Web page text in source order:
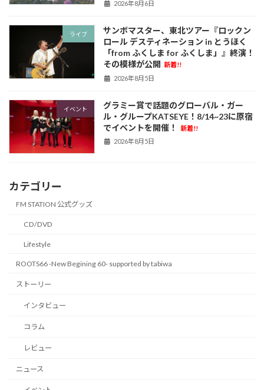
2026年8月6日
ライブ
サンボマスター、東北ツアー『ロックン
ロール デスティネーション in とうほく
「from ふくしま for ふくしま」』終演！
その模様が公開 新着!!
2026年8月5日
イベント
グラミー賞で話題のグローバル・ガー
ル・グループKATSEYE！8/14~23に原宿
でイベントを開催！
新着!!
2026年8月5日
カテゴリー
FM STATION 公式グッズ
CD/DVD
Lifestyle
ROOTS66 -New Begining 60- supported by tabiwa
ストーリー
インタビュー
コラム
レビュー
ニュース